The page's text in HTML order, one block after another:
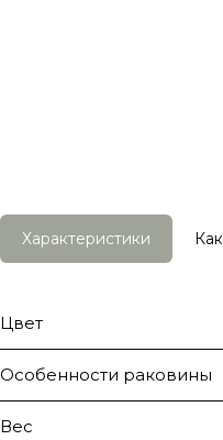
Характеристики
Цвет
Особенности раковины
Вес